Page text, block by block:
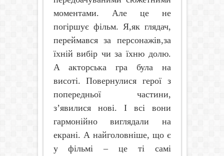
моментами. Але це не
погіршує фільм. Я,як глядач,
переймався за персонажів,за
їхній вибір чи за їхню долю.
А акторська гра була на
висоті. Повернулися герої з
попередньої частини,
з’явилися нові. І всі вони
гармонійно виглядали на
екрані. А найголовніше, що є
у фільмі – це ті самі